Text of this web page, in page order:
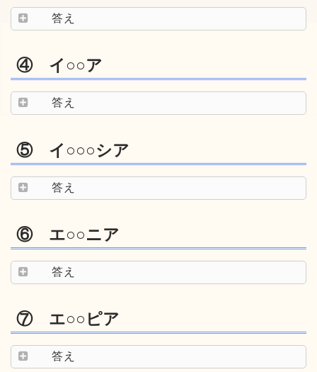
答え
④ イ○○ア
答え
⑤ イ○○○シア
答え
⑥ エ○○ニア
答え
⑦ エ○○ピア
答え